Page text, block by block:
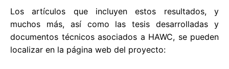
Los artículos que incluyen estos resultados, y
muchos más, así como las tesis desarrolladas y
documentos técnicos asociados a HAWC, se pueden
localizar en la página web del proyecto: